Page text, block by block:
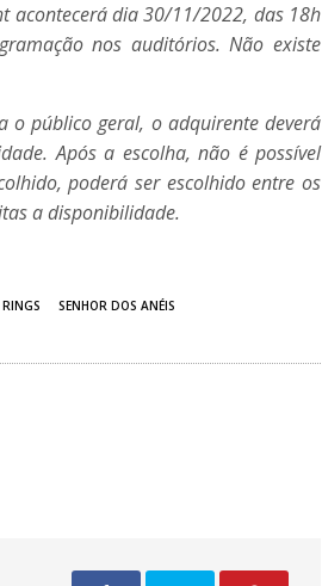
acontecerá dia 30/11/2022, das 18h
nos auditórios. Não existe
público geral, o adquirente deverá
Após a escolha, não é possível
poderá ser escolhido entre os
a disponibilidade.
SENHOR DOS ANÉIS